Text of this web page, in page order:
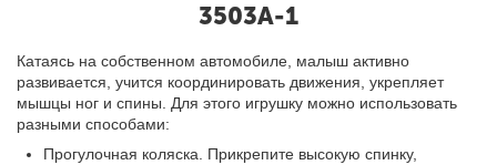
3503A-1
Катаясь на собственном автомобиле, малыш активно
развивается,учится координировать движения, укрепляет
мышцы ног и спины. Для этого игрушку можно использовать
разными способами:
Прогулочная коляска. Прикрепите высокую спинку,